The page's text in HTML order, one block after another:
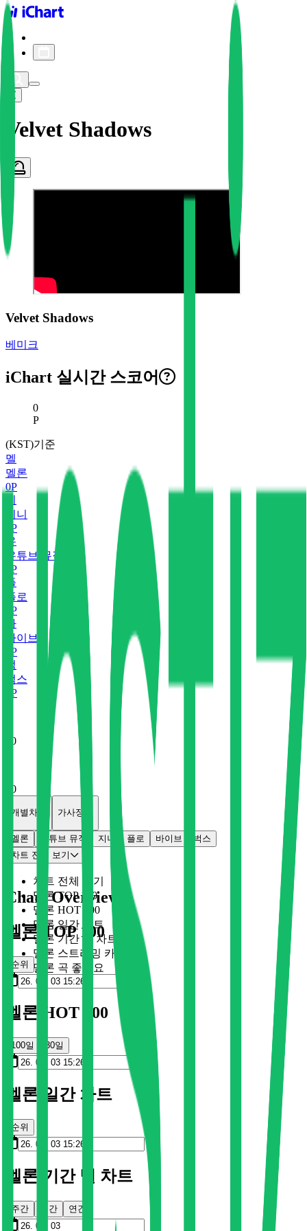
iChart logo
Velvet Shadows
Velvet Shadows
베미크
iChart 실시간 스코어
현재 스코어
0
P
(KST)기준
멜
멜론
0P
지니
P
유
유튜브 뮤직
P
플
플로
P
바
바이브
P
벅
벅스
P
0
0
개별차트 가사정보
멜론 유튜브 뮤직 지니 플로 바이브
벅스
차트 전체 보기
차트 전체 보기
멜론 TOP 100
멜론 HOT 100
멜론 일간 차트
멜론 기간 별 차트
멜론 스트리밍 카드
멜론 곡 좋아요
Chart Overview
멜론 TOP 100
순위
멜론 HOT 100
100일 30일
멜론 일간 차트
순위
멜론 기간 별 차트
주간 월간 연간